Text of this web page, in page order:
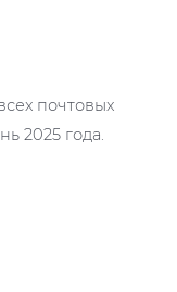
почтовых
2025 года.